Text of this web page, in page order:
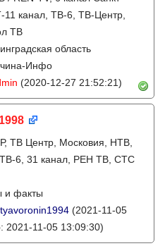
канал, ТВ-6, ТВ-Центр,
ТВ
область
Инфо
(2020-12-27 21:52:21)
ТВ Центр, Московия, НТВ,
ТВ-6, 31 канал, РЕН ТВ, СТС
и факты
(2021-11-05
2021-11-05 13:09:30)